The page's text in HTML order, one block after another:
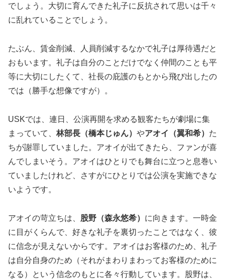
でしょう。大切に育んできた礼子に反抗されて思いは千々
に乱れていることでしょう。
たぶん、賃金削減、人員削減するなかで礼子は厚待遇だと
おもいます。礼子は自分のことだけでなく仲間のことも平
等に大切にしたくて、社長の庇護のもとから飛び出したの
では（勝手な想像ですが）。
USKでは、連日、公演再開を求める観客たちが劇場に集
まっていて、 林部長（橋本じゅん） やアオイ（翼和希） た
ちが謝罪していました。アオイが出てきたら、ファンが喜
んでしまいそう。アオイはひとりでも舞台に立つと息巻い
ていましたけれど、さすがにひとりでは公演を実施できな
いようです。
アオイの苛立ちは、 股野（森永悠希） に向きます。一時金
に目がくらんで、好きな礼子を裏切ったことではなく、彼
に信念が見えないからです。アオイはお客様のため、礼子
は自分自身のため（それがまわりまわってお客様のために
なる）という信念のもとに各々行動しています。股野は、